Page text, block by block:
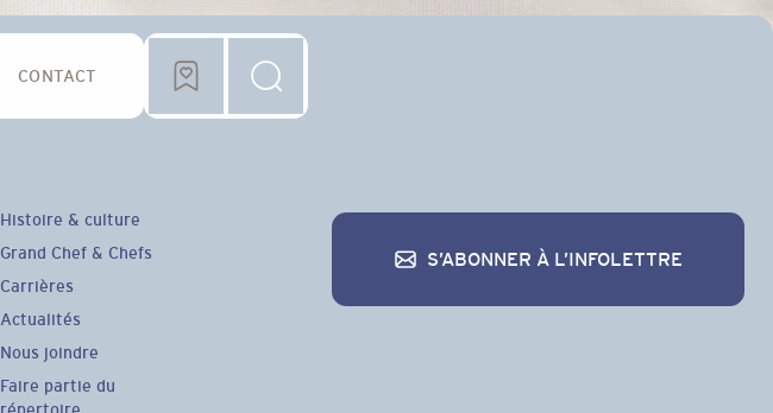
CONTACT
Histoire & culture
Grand Chef & Chefs
Carrières
Actualités
Nous joindre
Faire partie du
S’ABONNER À L’INFOLETTRE
S’abonner à l’infolettre